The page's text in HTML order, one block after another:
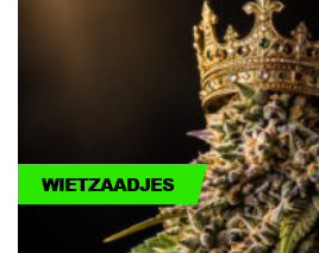
WIETZAADJES